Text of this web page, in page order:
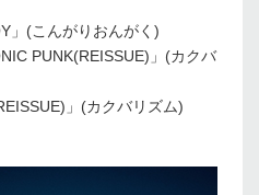
」(こんがりおんがく)
PUNK(REISSUE)」(カクバ
」(カクバリズム)